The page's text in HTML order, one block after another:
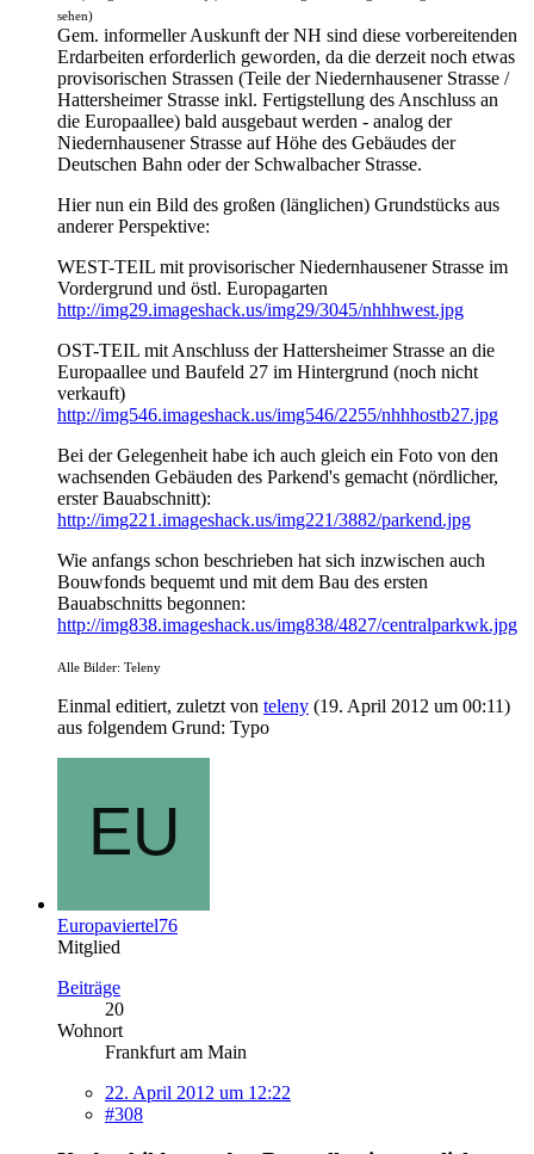
sehen)
Gem. informeller Auskunft der NH sind diese vorbereitenden
Erdarbeiten erforderlich geworden, da die derzeit noch etwas
provisorischen Strassen (Teile der Niedernhausener Strasse /
Hattersheimer Strasse inkl. Fertigstellung des Anschluss an
die Europaallee) bald ausgebaut werden - analog der
Niedernhausener Strasse auf Höhe des Gebäudes der
Deutschen Bahn oder der Schwalbacher Strasse.
Hier nun ein Bild des großen (länglichen) Grundstücks aus
anderer Perspektive:
WEST-TEIL mit provisorischer Niedernhausener Strasse im
Vordergrund und östl. Europagarten
http://img29.imageshack.us/img29/3045/nhhhwest.jpg
OST-TEIL mit Anschluss der Hattersheimer Strasse an die
Europaallee und Baufeld 27 im Hintergrund (noch nicht
verkauft)
http://img546.imageshack.us/img546/2255/nhhhostb27.jpg
Bei der Gelegenheit habe ich auch gleich ein Foto von den
wachsenden Gebäuden des Parkend's gemacht (nördlicher,
erster Bauabschnitt):
http://img221.imageshack.us/img221/3882/parkend.jpg
Wie anfangs schon beschrieben hat sich inzwischen auch
Bouwfonds bequemt und mit dem Bau des ersten
Bauabschnitts begonnen:
http://img838.imageshack.us/img838/4827/centralparkwk.jpg
Alle Bilder: Teleny
Einmal editiert, zuletzt von teleny (19. April 2012 um 00:11)
aus folgendem Grund: Typo
Europaviertel76
Mitglied
Beiträge
20
Wohnort
Frankfurt am Main
22. April 2012 um 12:22
#308